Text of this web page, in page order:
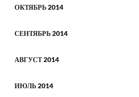
ОКТЯБРЬ 2014
СЕНТЯБРЬ 2014
АВГУСТ 2014
ИЮЛЬ 2014